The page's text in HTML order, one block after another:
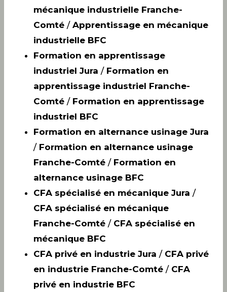
mécanique industrielle Franche-
Comté / Apprentissage en mécanique
industrielle BFC
Formation en apprentissage
industriel Jura / Formation en
apprentissage industriel Franche-
Comté / Formation en apprentissage
industriel BFC
Formation en alternance usinage Jura
/ Formation en alternance usinage
Franche-Comté / Formation en
alternance usinage BFC
CFA spécialisé en mécanique Jura /
CFA spécialisé en mécanique
Franche-Comté / CFA spécialisé en
mécanique BFC
CFA privé en industrie Jura / CFA privé
en industrie Franche-Comté / CFA
privé en industrie BFC